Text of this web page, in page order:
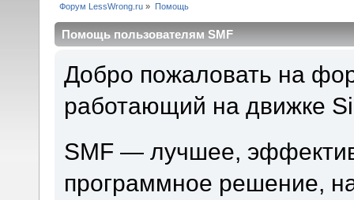
Форум LessWrong.ru » Помощь
Помощь пользователям SMF
Добро пожаловать на
работающий на движке
SMF — лучшее,
программное решение,